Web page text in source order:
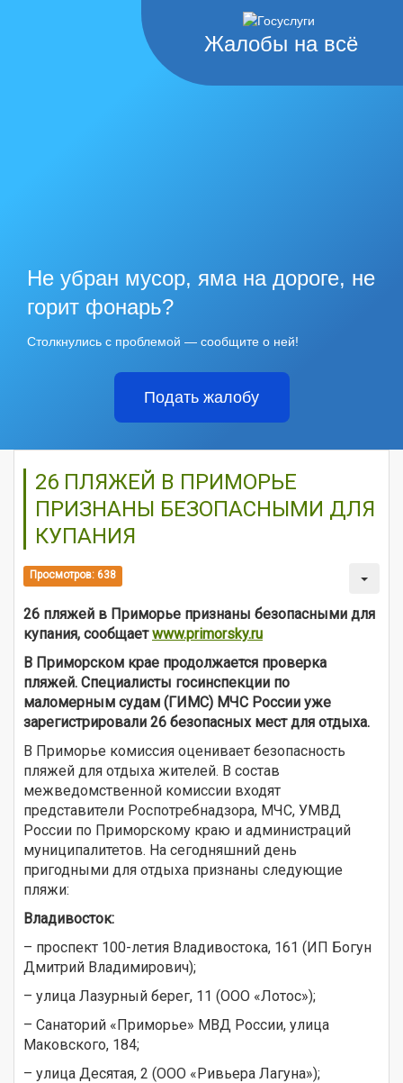
Жалобы на всё
Не убран мусор, яма на дороге, не
горит фонарь?
Столкнулись с проблемой — сообщите о ней!
Подать жалобу
26 ПЛЯЖЕЙ В ПРИМОРЬЕ
ПРИЗНАНЫ БЕЗОПАСНЫМИ ДЛЯ
КУПАНИЯ
Просмотров: 638
26 пляжей в Приморье признаны безопасными для
купания, сообщаетwww.primorsky.ru
В Приморском крае продолжается проверка
пляжей. Специалисты госинспекции по
маломерным судам (ГИМС) МЧС России уже
зарегистрировали 26 безопасных мест для отдыха.
В Приморье комиссия оценивает безопасность
пляжей для отдыха жителей. В состав
межведомственной комиссии входят
представители Роспотребнадзора, МЧС, УМВД
России по Приморскому краю и администраций
муниципалитетов. На сегодняшний день
пригодными для отдыха признаны следующие
пляжи:
Владивосток:
– проспект 100-летия Владивостока, 161 (ИП Богун
Дмитрий Владимирович);
– улица Лазурный берег, 11 (ООО «Лотос»);
– Санаторий «Приморье» МВД России, улица
Маковского, 184;
– улица Десятая, 2 (ООО «Ривьера Лагуна»);